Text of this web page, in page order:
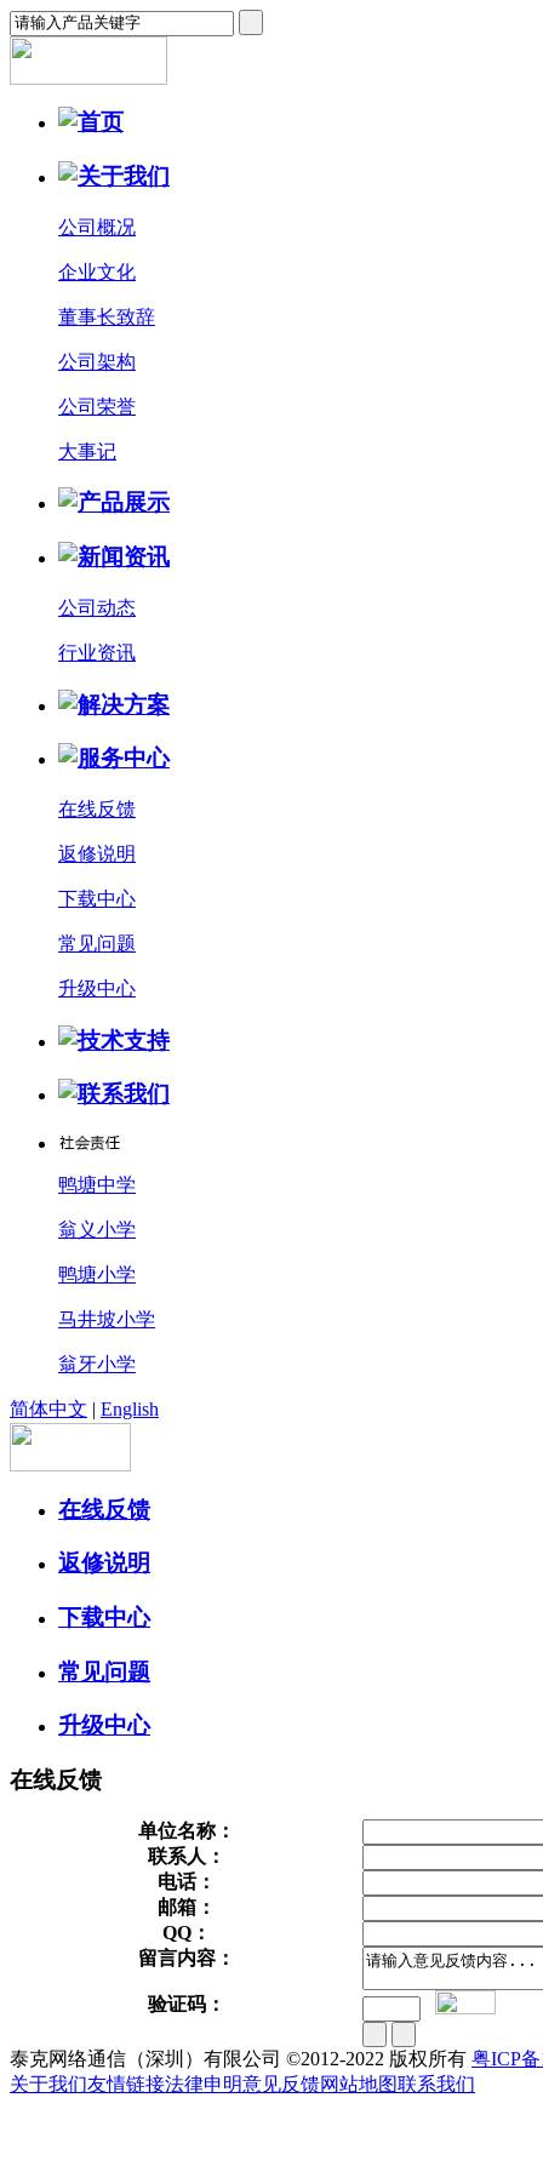
公司概况
企业文化
董事长致辞
公司架构
公司荣誉
大事记
公司动态
行业资讯
在线反馈
返修说明
下载中心
常见问题
升级中心
鸭塘中学
翁义小学
鸭塘小学
马井坡小学
翁牙小学
简体中文 | English
在线反馈
返修说明
下载中心
常见问题
升级中心
在线反馈
单位名称：
联系人：
电话：
邮箱：
QQ：
留言内容：
验证码：
泰克网络通信（深圳）有限公司 ©2012-2022 版权所有 粤ICP备
关于我们友情链接法律申明意见反馈网站地图联系我们